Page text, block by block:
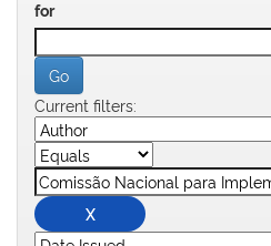
for
Current filters: